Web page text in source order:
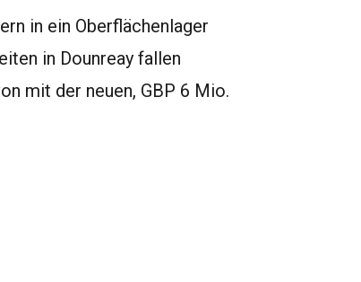
in ein Oberflächenlager
in Dounreay fallen
mit der neuen, GBP 6 Mio.